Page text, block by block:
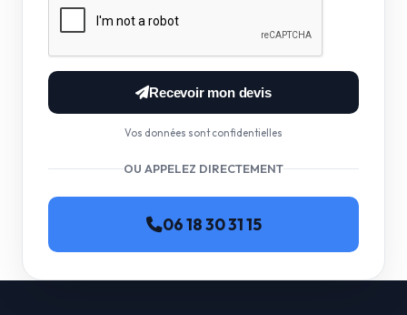
Recevoir mon devis
Vos données sont confidentielles
OU APPELEZ DIRECTEMENT
06 18 30 31 15